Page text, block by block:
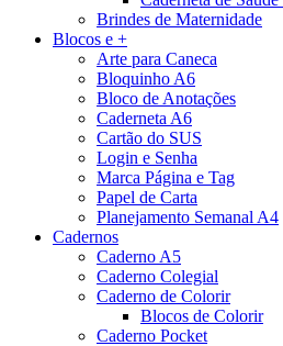
Brindes de Maternidade
Blocos e +
Arte para Caneca
Bloquinho A6
Bloco de Anotações
Caderneta A6
Cartão do SUS
Login e Senha
Marca Página e Tag
Papel de Carta
Planejamento Semanal A4
Cadernos
Caderno A5
Caderno Colegial
Caderno de Colorir
Blocos de Colorir
Caderno Pocket